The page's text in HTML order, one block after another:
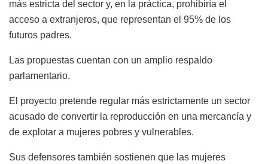
más estricta del sector y, en la práctica, prohibiría el
acceso a extranjeros, que representan el 95% de los
futuros padres.
Las propuestas cuentan con un amplio respaldo
parlamentario.
El proyecto pretende regular más estrictamente un sector
acusado de convertir la reproducción en una mercancía y
de explotar a mujeres pobres y vulnerables.
Sus defensores también sostienen que las mujeres